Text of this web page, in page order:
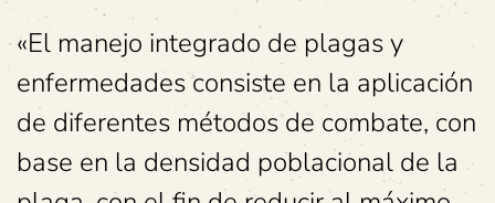
«El manejo integrado de plagas y
enfermedades consiste en la aplicación
de diferentes métodos de combate, con
base en la densidad poblacional de la